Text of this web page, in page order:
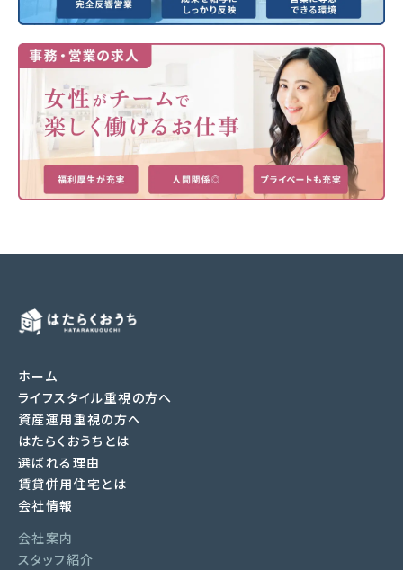
ホーム
ライフスタイル重視の方へ
資産運用重視の方へ
はたらくおうちとは
選ばれる理由
賃貸併用住宅とは
会社情報
会社案内
スタッフ紹介